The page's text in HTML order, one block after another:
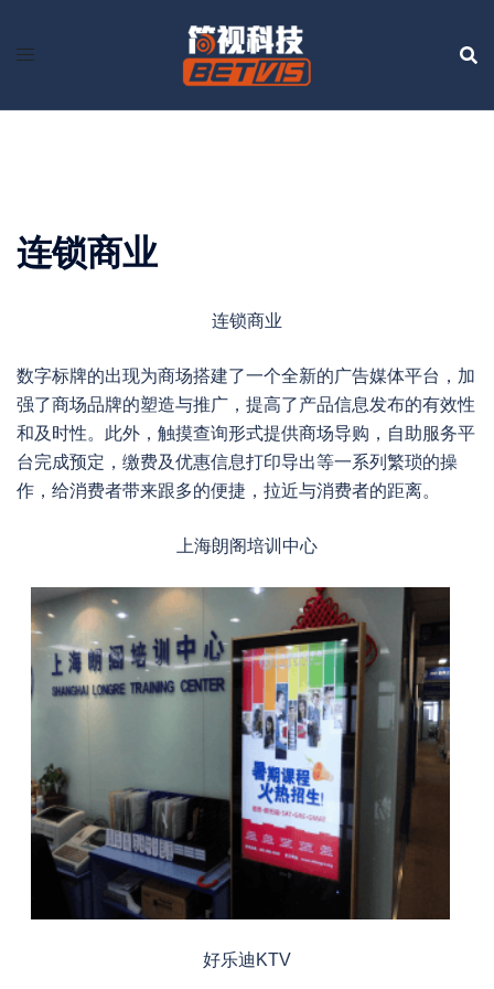
连锁商业
连锁商业
数字标牌的出现为商场搭建了一个全新的广告媒体平台，加
强了商场品牌的塑造与推广，提高了产品信息发布的有效性
和及时性。此外，触摸查询形式提供商场导购，自助服务平
台完成预定，缴费及优惠信息打印导出等一系列繁琐的操
作，给消费者带来跟多的便捷，拉近与消费者的距离。
上海朗阁培训中心
好乐迪KTV